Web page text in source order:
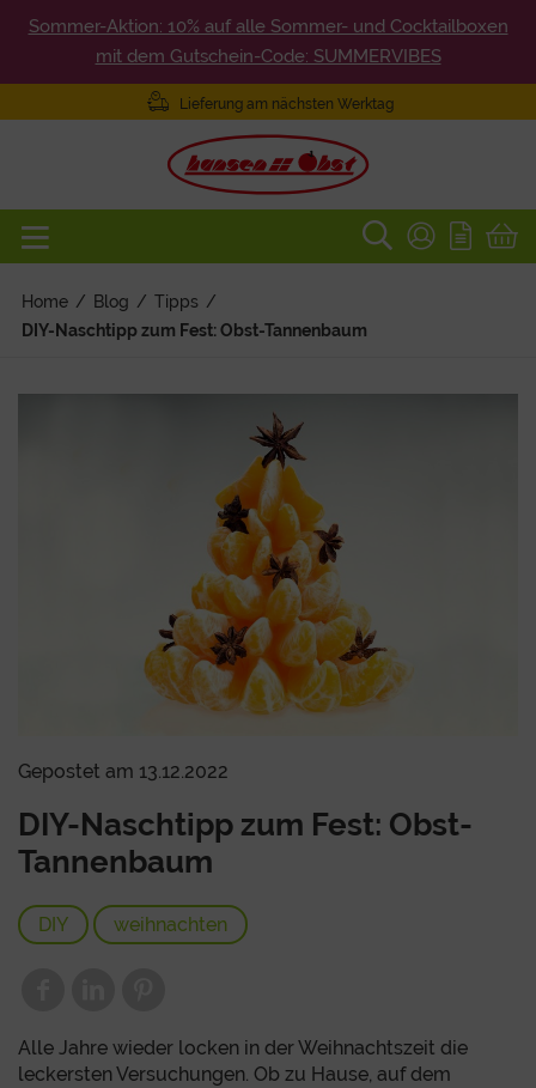
Sommer-Aktion: 10% auf alle Sommer- und Cocktailboxen
mit dem Gutschein-Code: SUMMERVIBES
Lieferung am nächsten Werktag
Home / Blog / Tipps /
DIY-Naschtipp zum Fest: Obst-Tannenbaum
Gepostet am 13.12.2022
DIY-Naschtipp zum Fest: Obst-
Tannenbaum
DIY weihnachten
Alle Jahre wieder locken in der Weihnachtszeit die
leckersten Versuchungen. Ob zu Hause, auf dem